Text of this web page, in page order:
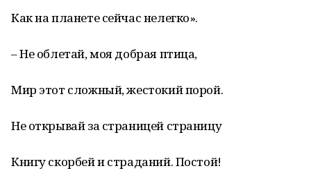
Как на планете сейчас нелегко».
– Не облетай, моя добрая птица,
Мир этот сложный, жестокий порой.
Не открывай за страницей страницу
Книгу скорбей и страданий. Постой!